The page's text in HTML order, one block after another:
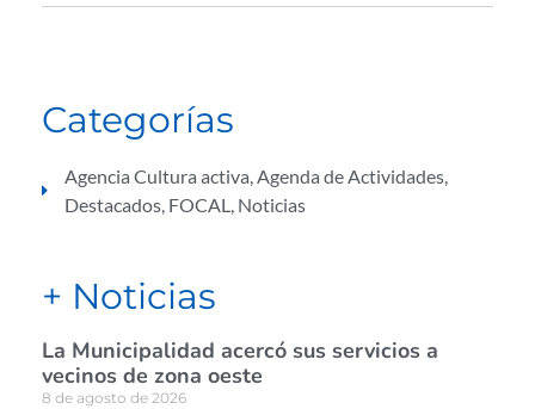
Categorías
Agencia Cultura activa,Agenda de Actividades,
Destacados, FOCAL, Noticias
+ Noticias
La Municipalidad acercó sus servicios a
vecinos de zona oeste
8 de agosto de 2026